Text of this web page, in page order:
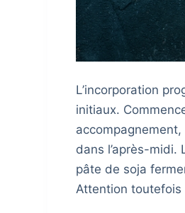
L’incorporation
initiaux.
dans l’après-
pâte de soja
Attention toutefois